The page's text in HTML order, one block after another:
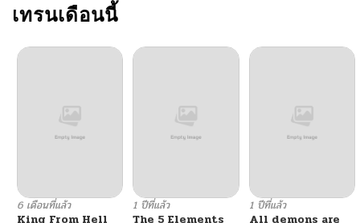
เทรนเดือนนี้
6 เดือนที่แล้ว
King From Hell
1 ปีที่แล้ว
The 5 Elements
1 ปีที่แล้ว
All demons are